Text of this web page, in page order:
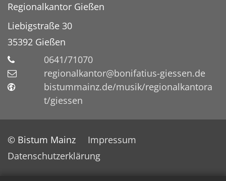
Regionalkantor Gießen
Liebigstraße 30
35392 Gießen
0641/71070
regionalkantor@bonifatius-giessen.de
bistummainz.de/musik/regionalkantora
t/giessen
© Bistum Mainz
Impressum
Datenschutzerklärung